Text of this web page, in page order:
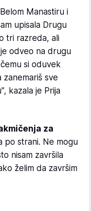
Manastiru i
upisala Drugu
tri razreda, ali
odveo na drugu
si oduvek
zanemariš sve
kazala je Prija
za
po strani. Ne mogu
nisam završila
želim da završim